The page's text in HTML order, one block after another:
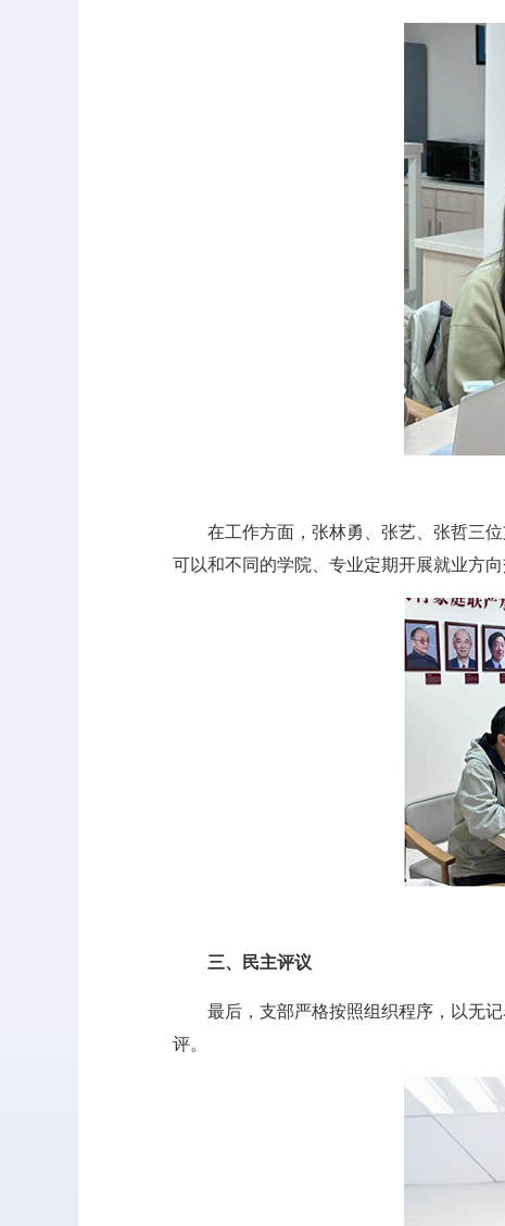
在工作方面，张林勇、张艺、张哲三
可以和不同的学院、专业定期开展就业方向
三、民主评议
最后，支部严格按照组织程序，以无
评。